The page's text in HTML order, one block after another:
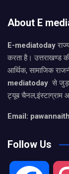
About E
E-mediatoday
करता है। उत्तराखण्ड
आर्थिक, सामाजिक
mediatoday से
ट्यूब चैनल,इंस्टाग्राम
Email:
Follow Us